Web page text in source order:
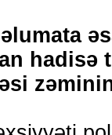
hadisə